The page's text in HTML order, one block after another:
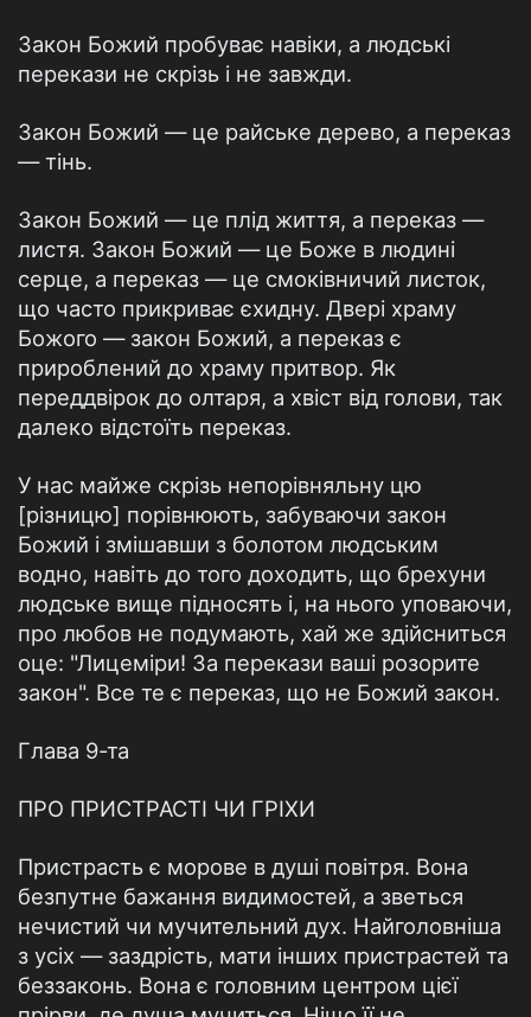
Закон Божий пробуває навіки, а людські
перекази не скрізь і не завжди.
Закон Божий — це райське дерево, а переказ
— тінь.
Закон Божий — це плід життя, а переказ —
листя. Закон Бо­жий — це Боже в людині
серце, а переказ — це смоківничий листок,
що часто прикриває єхидну. Двері храму
Божого — закон Божий, а переказ є
прироблений до храму притвор. Як
переддвірок до олтаря, а хвіст від голови, так
далеко відстоїть переказ.
У нас майже скрізь непорівняльну цю
[різницю] порівнюють, забуваючи закон
Божий і змішавши з болотом людським
водно, навіть до того доходить, що брехуни
людське вище підносять і, на нього уповаючи,
про любов не подумають, хай же здійсниться
оце: "Лицеміри! За перекази ваші розорите
закон". Все те є переказ, що не Божий закон.
Глава 9-та
ПРО ПРИСТРАСТІ ЧИ ГРІХИ
Пристрасть є морове в душі повітря. Вона
безпутне бажання видимостей, а зветься
нечистий чи мучительний дух. Найголовніша
з усіх — заздрість, мати інших пристрастей та
беззаконь. Вона є головним центром цієї